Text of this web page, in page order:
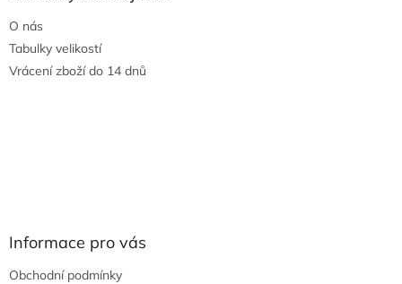
O nás
Tabulky velikostí
Vrácení zboží do 14 dnů
Informace pro vás
Obchodní podmínky